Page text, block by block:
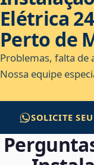
Elétrica
Perto de
Problemas, falta de
Nossa equipe
SOLICITE